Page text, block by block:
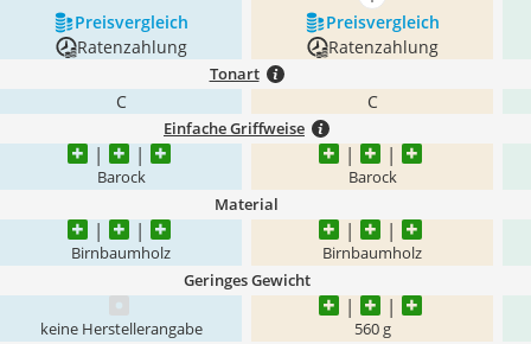
Preis­vergleich
Preis­vergleich
Ratenzahlung
Ratenzahlung
Tonart
C C
Einfache Griffweise
Barock Barock
Material
Birnbaumholz Birnbaumholz
Geringes Gewicht
keine Herstellerangabe ‎560 g